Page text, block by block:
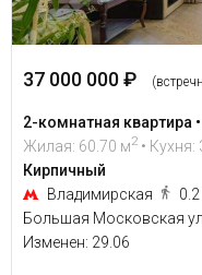
37 000 000 ₽
2-комнатная квартира
Жилая: 60.70 м2 • Кухня:
Кирпичный
Владимирская
Большая Московская
Изменен: 29.06